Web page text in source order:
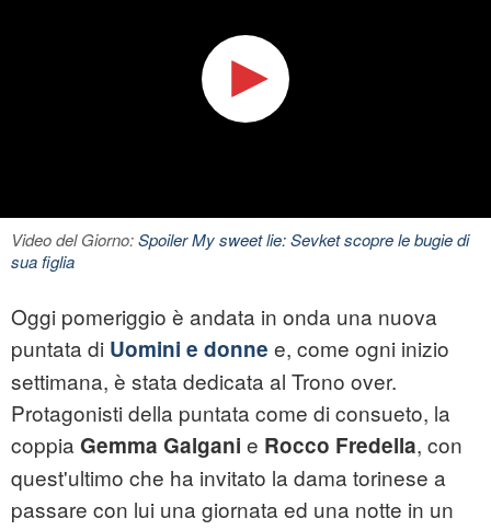
Video del Giorno:Spoiler My sweet lie: Sevket scopre le bugie di
sua figlia
Oggi pomeriggio è andata in onda una nuova
puntata di Uomini e donne e, come ogni inizio
settimana, è stata dedicata al Trono over.
Protagonisti della puntata come di consueto, la
coppia Gemma Galgani e Rocco Fredella, con
quest'ultimo che ha invitato la dama torinese a
passare con lui una giornata ed una notte in un